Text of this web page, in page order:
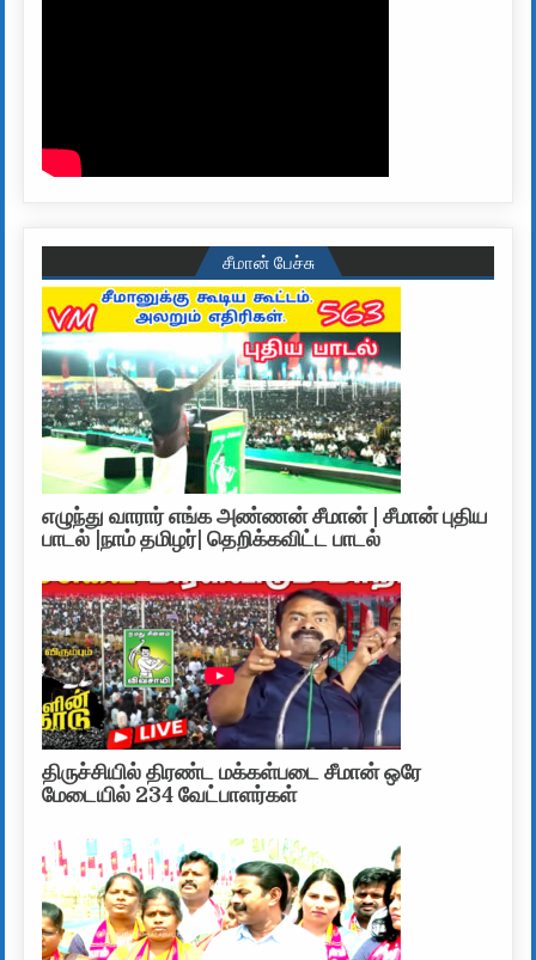
சீமான் பேச்சு
எழுந்து வாரார் எங்க அண்ணன் சீமான் | சீமான் புதிய
பாடல் |நாம் தமிழர்| தெறிக்கவிட்ட பாடல்
திருச்சியில் திரண்ட மக்கள்படை சீமான் ஒரே
மேடையில் 234 வேட்பாளர்கள்